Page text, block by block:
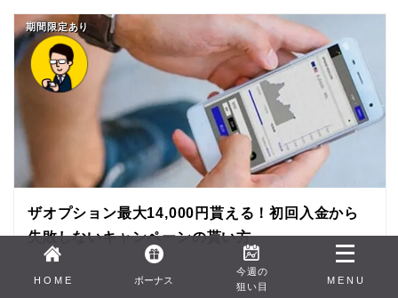
H O M E ボーナス
今週の
狙い目
M E N U
期間限定あり
ザオプション最大14,000円貰える！初回入金から
失敗しないキャンペーンの貰い方